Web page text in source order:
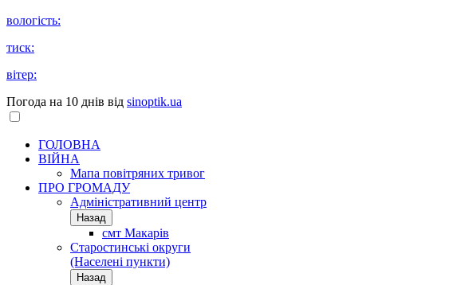
вологість:
тиск:
вітер:
Погода на 10 днів від sinoptik.ua
ГОЛОВНА
ВІЙНА
Мапа повітряних тривог
ПРО ГРОМАДУ
Aдміністративний центр
Назад
смт Макарів
Старостинські округи
(Населені пункти)
Назад